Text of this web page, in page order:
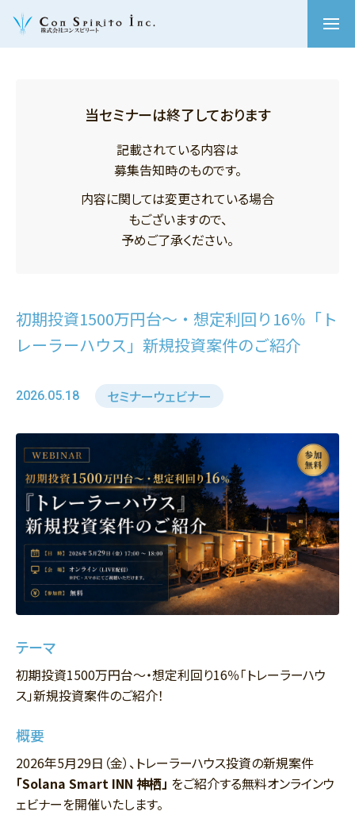
当セミナーは終了しております
記載されている内容は
募集告知時のものです。
内容に関しては変更されている場合
もございますので、
予めご了承ください。
初期投資1500万円台〜・想定利回り16％「ト
レーラーハウス」新規投資案件のご紹介
2026.05.18 セミナーウェビナー
テーマ
初期投資1500万円台〜・想定利回り16％「トレーラーハウ
ス」新規投資案件のご紹介！
概要
2026年5月29日（金）、トレーラーハウス投資の新規案件
「Solana Smart INN 神栖」 をご紹介する無料オンラインウ
ェビナーを開催いたします。